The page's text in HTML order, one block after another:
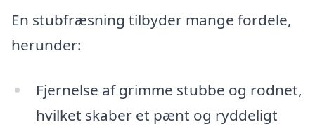
En stubfræsning tilbyder mange fordele,
herunder:
Fjernelse af grimme stubbe og rodnet,
hvilket skaber et pænt og ryddeligt